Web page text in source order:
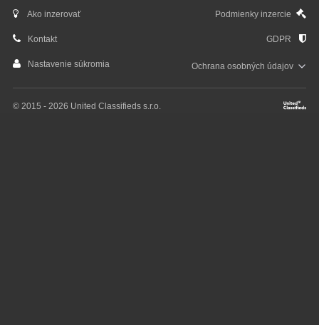
Ako inzerovať Podmienky inzercie
Kontakt GDPR
Nastavenie súkromia Ochrana osobnýchúdajov
© 2015 - 2026 United Classifieds s.r.o.